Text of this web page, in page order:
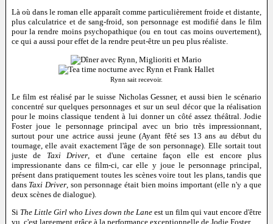
Là où dans le roman elle apparaît comme particulièrement froide et distante,
plus calculatrice et de sang-froid, son personnage est modifié dans le film
pour la rendre moins psychopathique (ou en tout cas moins ouvertement),
ce qui a aussi pour effet de la rendre peut-être un peu plus réaliste.
Rynn sait recevoir.
Le film est réalisé par le suisse Nicholas Gessner, et aussi bien le scénario
concentré sur quelques personnages et sur un seul décor que la réalisation
pour le moins classique tendent à lui donner un côté assez théâtral. Jodie
Foster joue le personnage principal avec un brio très impressionnant,
surtout pour une actrice aussi jeune (Ayant fêté ses 13 ans au début du
tournage, elle avait exactement l'âge de son personnage). Elle sortait tout
juste de Taxi Driver, et d'une certaine façon elle est encore plus
impressionante dans ce film-ci, car elle y joue le personnage principal,
présent dans pratiquement toutes les scènes voire tout les plans, tandis que
dans Taxi Driver, son personnage était bien moins important (elle n'y a que
deux scènes de dialogue).
Si The Little Girl who Lives down the Lane est un film qui vaut encore d'être
vu, c'est largement grâce à la performance exceptionnelle de Jodie Foster.